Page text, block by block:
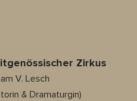
Zirkus
V. Lesch
& Dramaturgin)